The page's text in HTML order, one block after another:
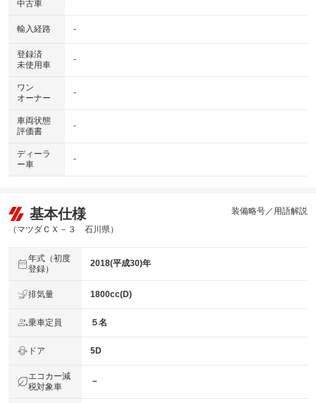
中古車
輸入経路 -
登録済
未使用車
-
ワン
オーナー
-
車両状態
評価書
-
ディーラ
ー車
-
基本仕様
（マツダＣＸ－３ 石川県）
装備略号／用語解説
年式（初度
登録）
2018(平成30)年
排気量 1800cc(D)
乗車定員 ５名
ドア 5D
エコカー減
税対象車
－